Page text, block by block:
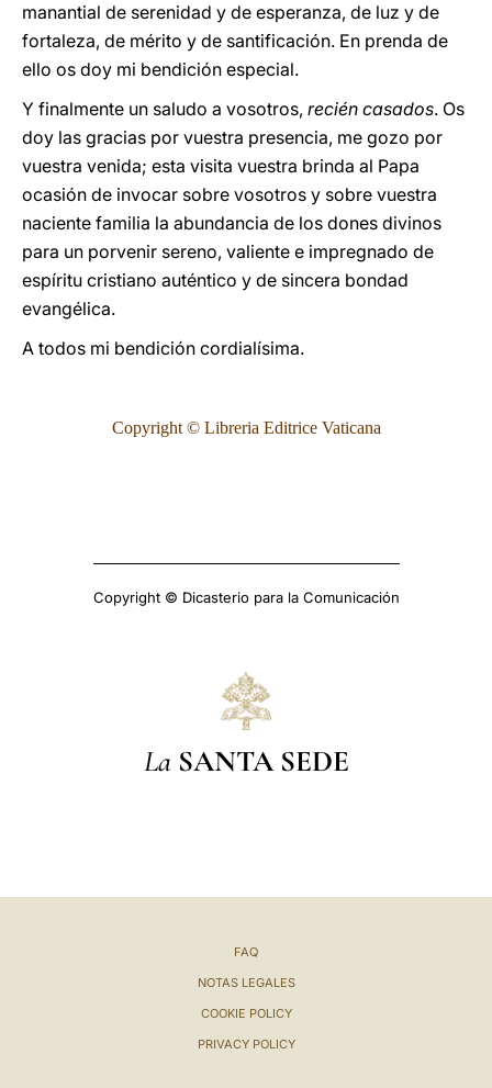
manantial de serenidad y de esperanza, de luz y de
fortaleza, de mérito y de santificación. En prenda de
ello os doy mi bendición especial.
Y finalmente un saludo a vosotros, recién casados. Os
doy las gracias por vuestra presencia, me gozo por
vuestra venida; esta visita vuestra brinda al Papa
ocasión de invocar sobre vosotros y sobre vuestra
naciente familia la abundancia de los dones divinos
para un porvenir sereno, valiente e impregnado de
espíritu cristiano auténtico y de sincera bondad
evangélica.
A todos mi bendición cordialísima.
Copyright © Libreria Editrice Vaticana
Copyright © Dicasterio para la Comunicación
La SANTA SEDE
FAQ
NOTAS LEGALES
COOKIE POLICY
PRIVACY POLICY